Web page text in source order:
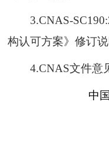
3.CNAS-
构认可方案》修订
4.CNAS文件意
中